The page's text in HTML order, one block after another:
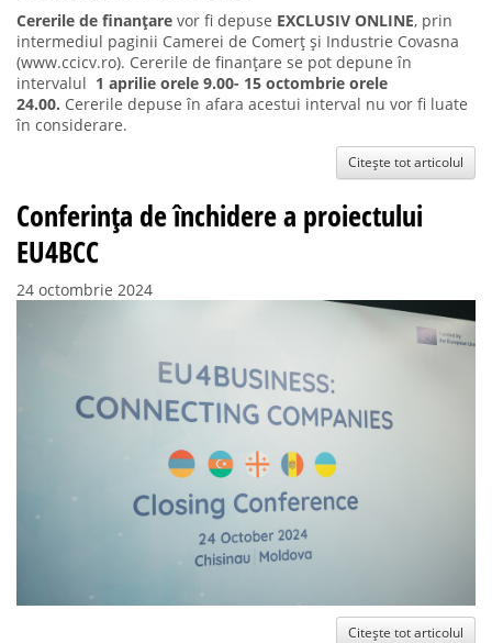
Cererile de finanțare vor fi depuse EXCLUSIV ONLINE, prin
intermediul paginii Camerei de Comerț și Industrie Covasna
(www.ccicv.ro). Cererile de finanțare se pot depune în
intervalul 1 aprilie orele 9.00- 15 octombrie orele
24.00. Cererile depuse în afara acestui interval nu vor fi luate
în considerare.
Citește tot articolul
Conferința de închidere a proiectului
EU4BCC
24 octombrie 2024
Citește tot articolul